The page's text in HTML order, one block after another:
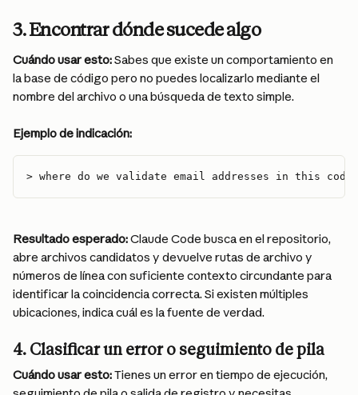
3. Encontrar dónde sucede algo
Cuándo usar esto: Sabes que existe un comportamiento en
la base de código pero no puedes localizarlo mediante el
nombre del archivo o una búsqueda de texto simple.
Ejemplo de indicación:
> where do we validate email addresses in this
Resultado esperado: Claude Code busca en el repositorio,
abre archivos candidatos y devuelve rutas de archivo y
números de línea con suficiente contexto circundante para
identificar la coincidencia correcta. Si existen múltiples
ubicaciones, indica cuál es la fuente de verdad.
4. Clasificar un error o seguimiento de pila
Cuándo usar esto: Tienes un error en tiempo de ejecución,